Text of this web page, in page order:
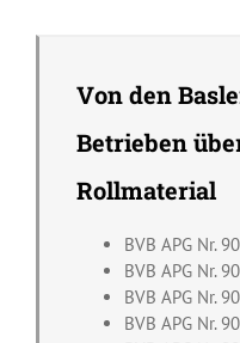
Von den
Betrieben
Rollmaterial
BVB APG Nr.
BVB APG Nr.
BVB APG Nr.
BVB APG Nr.